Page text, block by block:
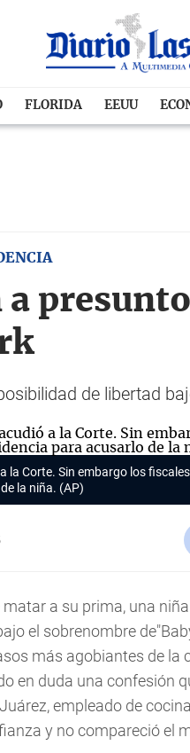
FLORIDA EEUU
a
de libertad
la Corte. Sin embargo los
la niña. (AP)
a su prima, una
el sobrenombre
más agobiantes de la
en duda una confesión
empleado de
y no compareció el